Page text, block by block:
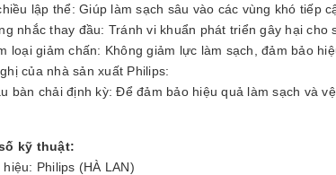
lập thể: Giúp làm sạch sâu vào các vùng khó tiếp
nhắc thay đầu: Tránh vi khuẩn phát triển gây hại cho
loại giảm chấn: Không giảm lực làm sạch, đảm bảo
của nhà sản xuất Philips:
bàn chải định kỳ: Để đảm bảo hiệu quả làm sạch và
kỹ thuật:
Philips (HÀ LAN)